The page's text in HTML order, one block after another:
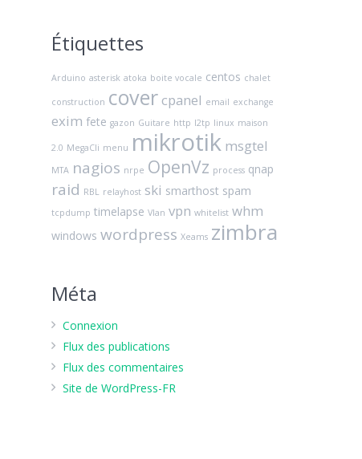
Étiquettes
Arduino asterisk atoka boite vocale centos chalet
construction cover cpanel email exchange
exim fete gazon Guitare http l2tp linux maison
2.0 MegaCli menu mikrotik msgtel
MTA nagios nrpe OpenVz process qnap
raid RBL relayhost ski smarthost spam
tcpdump timelapse Vlan vpn whitelist whm
windows wordpress Xeams zimbra
Méta
Connexion
Flux des publications
Flux des commentaires
Site de WordPress-FR